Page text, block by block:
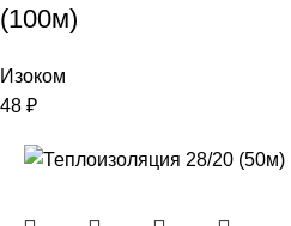
(100м)
Изоком
48 ₽